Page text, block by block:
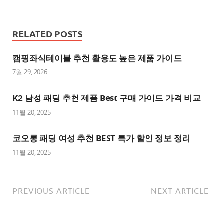
사
이
트
천
사
트
1
사
RELATED POSTS
캠핑좌식테이블 추천 활용도 높은 제품 가이드
7월 29, 2026
K2 남성 패딩 추천 제품 Best 구매 가이드 가격 비교
11월 20, 2025
코오롱 패딩 여성 추천 BEST 특가 할인 정보 정리
11월 20, 2025
PREVIOUS ARTICLE NEXT ARTICLE